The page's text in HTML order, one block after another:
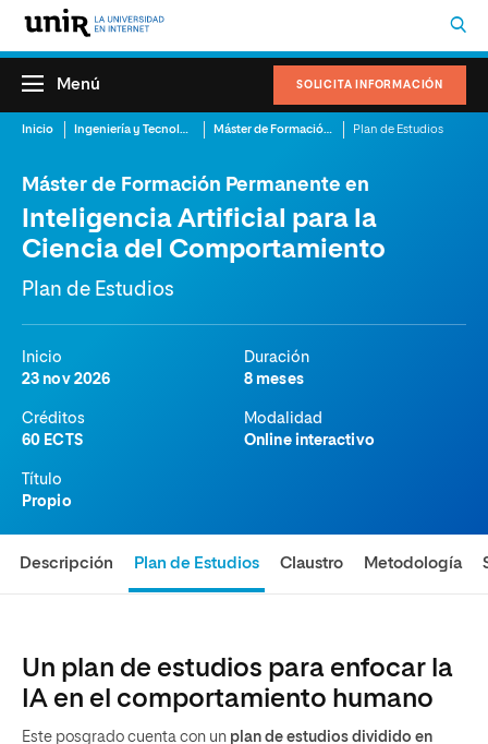
SOLICITA INFORMACIÓN
Menú
Inicio Ingeniería y Tecnología Máster de Formación Permanente en Inteligencia Artificial para la Ciencia del Comportamiento Plan de Estudios
Máster de Formación Permanente en
Inteligencia Artificial para la
Ciencia del Comportamiento
Plan de Estudios
Inicio
23 nov 2026
Duración
8 meses
Créditos
60 ECTS
Modalidad
Online interactivo
Título
Propio
Descripción Plan de Estudios Claustro Metodología
Un plan de estudios para enfocar la
IA en el comportamiento humano
Este posgrado cuenta con un plan de estudios dividido en